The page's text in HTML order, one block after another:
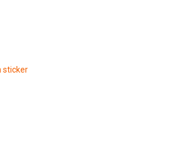
sticker